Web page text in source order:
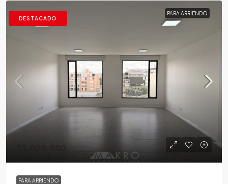
DESTACADO
PARA ARRIENDO
$3.000.000
PARA ARRIENDO